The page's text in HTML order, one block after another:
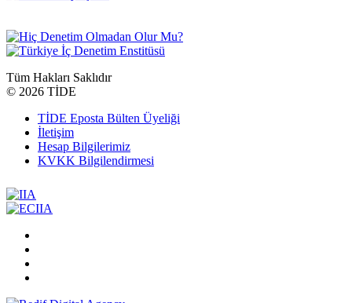
Tüm Hakları Saklıdır
© 2026 TİDE
TİDE Eposta Bülten Üyeliği
İletişim
Hesap Bilgilerimiz
KVKK Bilgilendirmesi